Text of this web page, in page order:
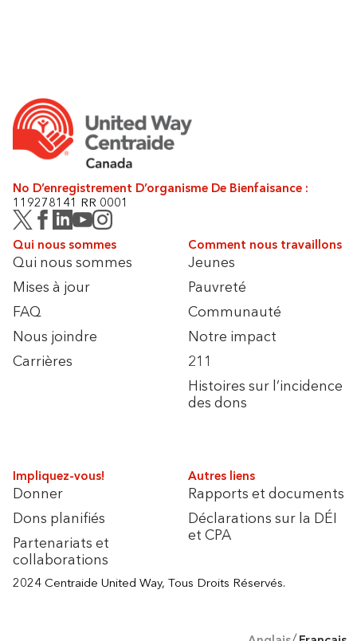
No D’enregistrement D’organisme De Bienfaisance :
119278141 RR 0001
Qui nous sommes
Qui nous sommes
Mises à jour
FAQ
Nous joindre
Carrières
Comment nous travaillons
Jeunes
Pauvreté
Communauté
Notre impact
211
Histoires sur l’incidence
des dons
Impliquez-vous!
Donner
Dons planifiés
Partenariats et
collaborations
Autres liens
Rapports et documents
Déclarations sur la DÉI
et CPA
2024 Centraide United Way, Tous Droits Réservés.